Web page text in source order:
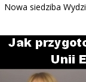
Nowa siedziba